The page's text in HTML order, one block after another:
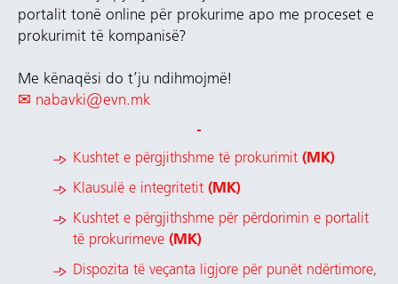
portalit tonë online për prokurime apo me proceset e
prokurimit të kompanisë?
Me kënaqësi do t’ju ndihmojmë!
✉ nabavki@evn.mk
Kushtet e përgjithshme të prokurimit (MK)
Klausulë e integritetit (MK)
Kushtet e përgjithshme për përdorimin e portalit
të prokurimeve (MK)
Dispozita të veçanta ligjore për punët ndërtimore,